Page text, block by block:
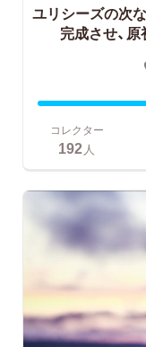
ユリシーズの次
完成させ、
コレクター
192 人